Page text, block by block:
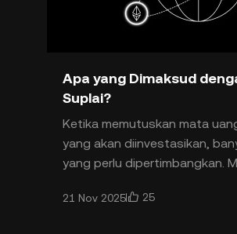
Apa yang Dimaksud
Suplai?
Ketika memutuskan mata
yang akan diinvestasikan,
yang perlu dipertimbangkan.
harganya, investor
21 Nov 2025 25